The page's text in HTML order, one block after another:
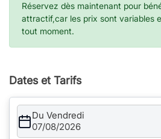
Réservez dès maintenant pour
attractif,car les prix sont variables
tout moment.
Dates et Tarifs
Du Vendredi
07/08/2026